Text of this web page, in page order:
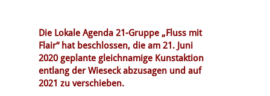
Die Lokale Agenda 21-Gruppe „Fluss mit
Flair“ hat beschlossen, die am 21. Juni
2020 geplante gleichnamige Kunstaktion
entlang der Wieseck abzusagen und auf
2021 zu verschieben.